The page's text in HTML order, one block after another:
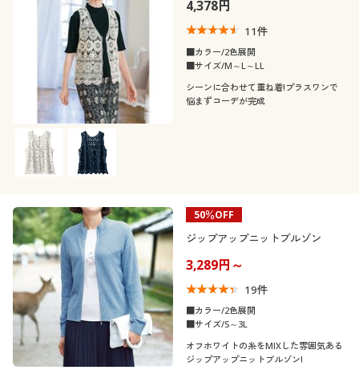
4,378円
11件
■カラー/2色展開
■サイズ/M～L～LL
シーンに合わせて重ね着!プラスワンで
悩まずコーデが完成
50％OFF
ジップアップニットブルゾン
3,289円～
19件
■カラー/2色展開
■サイズ/S～3L
オフホワイトの糸をMIXした雰囲気ある
ジップアップニットブルゾン!